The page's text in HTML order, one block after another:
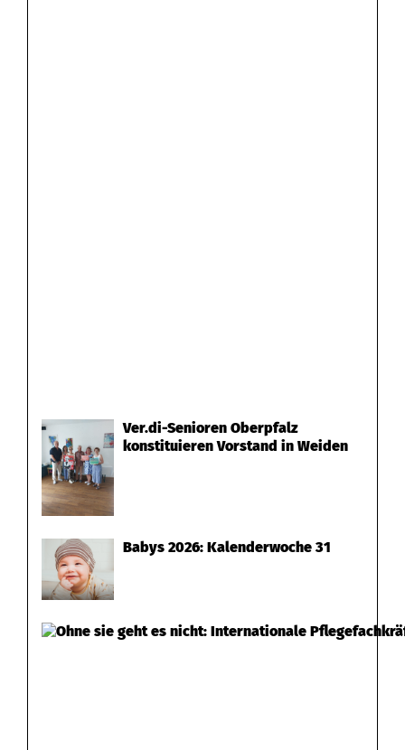
Ver.di-Senioren Oberpfalz
konstituieren Vorstand in Weiden
Babys 2026: Kalenderwoche 31